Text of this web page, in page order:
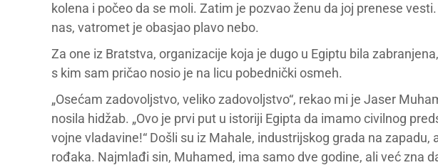
kolena i počeo da se moli. Zatim je pozvao ženu da joj prenese
nas, vatromet je obasjao plavo nebo.
Za one iz Bratstva, organizacije koja je dugo u Egiptu bila
s kim sam pričao nosio je na licu pobednički osmeh.
„Osećam zadovoljstvo, veliko zadovoljstvo“, rekao mi je Jaser
nosila hidžab. „Ovo je prvi put u istoriji Egipta da imamo civilnog
vojne vladavine!“ Došli su iz Mahale, industrijskog grada na zapadu,
rođaka. Najmlađi sin, Muhamed, ima samo dve godine, ali već zna